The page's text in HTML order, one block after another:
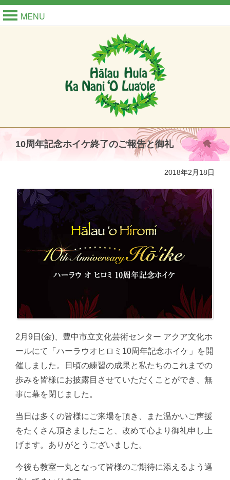
MENU
10周年記念ホイケ終了のご報告と御礼
2018年2月18日
2月9日(金)、豊中市立文化芸術センター アクア文化ホ
ールにて「ハーラウオヒロミ10周年記念ホイケ」を開
催しました。日頃の練習の成果と私たちのこれまでの
歩みを皆様にお披露目させていただくことができ、無
事に幕を閉じました。
当日は多くの皆様にご来場を頂き、また温かいご声援
をたくさん頂きましたこと、改めて心より御礼申し上
げます。ありがとうございました。
今後も教室一丸となって皆様のご期待に添えるよう邁